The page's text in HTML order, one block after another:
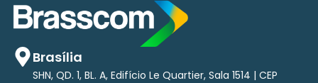
Brasília
SHN, QD. 1, BL. A, Edifício Le Quartier, Sala 1514 | CEP